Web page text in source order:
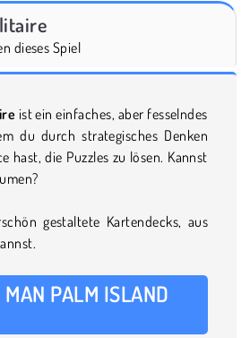
dieses Spiel
ist ein einfaches, aber fesselndes
du durch strategisches Denken
hast, die Puzzles zu lösen. Kannst
gestaltete Kartendecks, aus
PALM ISLAND